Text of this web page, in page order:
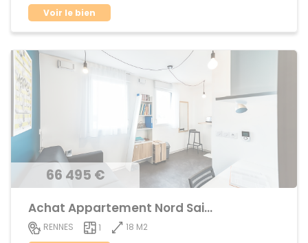
Voir le bien
66 495 €
Achat Appartement Nord Saint-Martin
RENNES 1
18 M2